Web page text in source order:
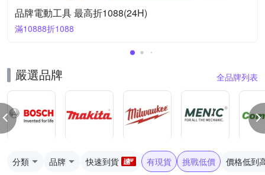
品牌電動工具 最高折1088(24H)
滿10888折1088
嚴選品牌 全品牌列表
分類 品牌 快速到貨 有現貨 挑戰低價 價格低到